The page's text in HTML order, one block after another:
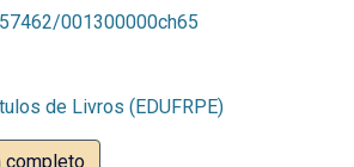
001300000ch65
de Livros (EDUFRPE)
completo